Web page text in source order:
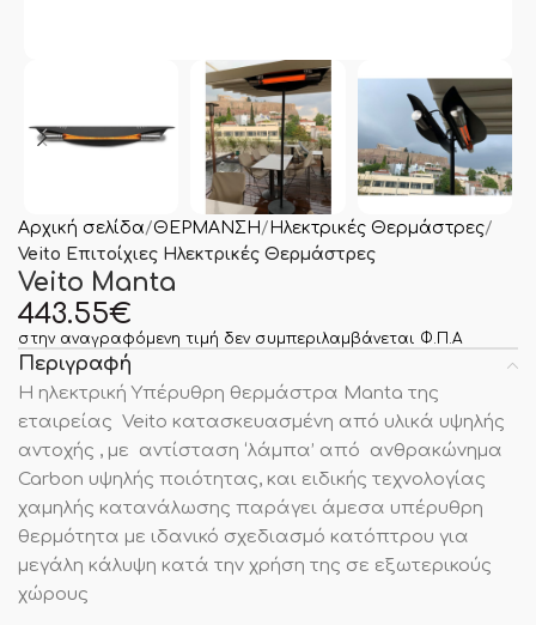
Αρχική σελίδα ΘΕΡΜΑΝΣΗ
Ηλεκτρικές Θερμάστρες
Veito Επιτοίχιες Ηλεκτρικές Θερμάστρες
Veito Manta
443.55€
στην αναγραφόμενη τιμή δεν συμπεριλαμβάνεται Φ.Π.Α
Περιγραφή
Η ηλεκτρική Υπέρυθρη θερμάστρα Manta της
εταιρείας Veito κατασκευασμένη από υλικά υψηλής
αντοχής , με αντίσταση ‘λάμπα’ από ανθρακώνημα
Carbon υψηλής ποιότητας, και ειδικής τεχνολογίας
χαμηλής κατανάλωσης παράγει άμεσα υπέρυθρη
θερμότητα με ιδανικό σχεδιασμό κατόπτρου για
μεγάλη κάλυψη κατά την χρήση της σε εξωτερικούς
χώρους